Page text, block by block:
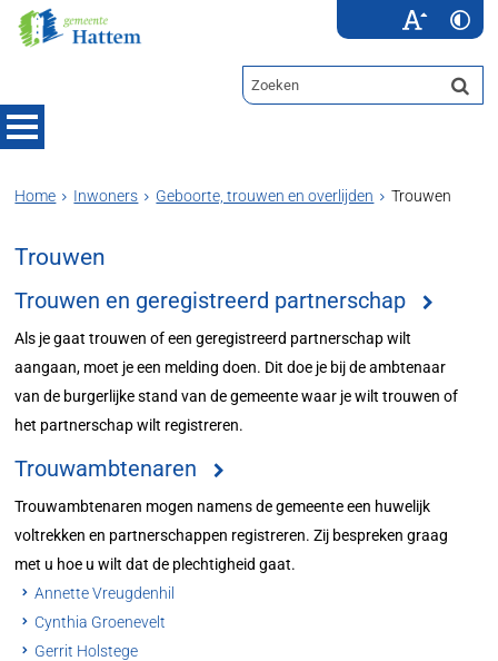
Home Inwoners Geboorte, trouwen en overlijden Trouwen
Trouwen
Trouwen en geregistreerd partnerschap
Als je gaat trouwen of een geregistreerd partnerschap wilt
aangaan, moet je een melding doen. Dit doe je bij de ambtenaar
van de burgerlijke stand van de gemeente waar je wilt trouwen of
het partnerschap wilt registreren.
Trouwambtenaren
Trouwambtenaren mogen namens de gemeente een huwelijk
voltrekken en partnerschappen registreren. Zij bespreken graag
met u hoe u wilt dat de plechtigheid gaat.
Annette Vreugdenhil
Cynthia Groenevelt
Gerrit Holstege